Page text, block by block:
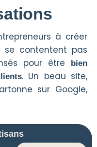
à créer
contentent pas
pour être
bien
. Un beau site,
sur Google,